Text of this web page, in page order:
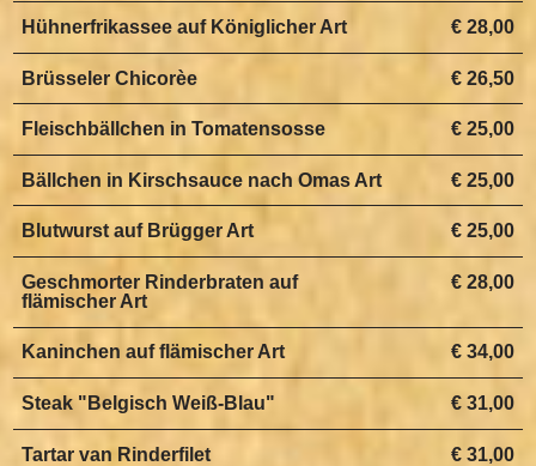
€ 28,00
Hühnerfrikassee auf Königlicher Art
€ 26,50
Brüsseler Chicorèe
€ 25,00
Fleischbällchen in Tomatensosse
€ 25,00
Bällchen in Kirschsauce nach Omas Art
€ 25,00
Blutwurst auf Brügger Art
€ 28,00
Geschmorter Rinderbraten auf
flämischer Art
€ 34,00
Kaninchen auf flämischer Art
€ 31,00
Steak "Belgisch Weiß-Blau"
€ 31,00
Tartar van Rinderfilet